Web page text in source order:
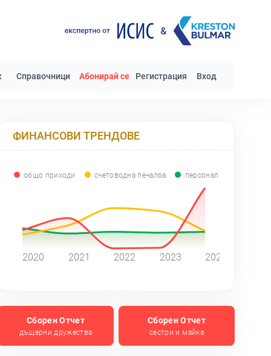
Справочници Абонирай се Регистрация Вход
ФИНАНСОВИ ТРЕНДОВЕ
общо приходи счетоводна печалба персонал
2020 2021 2022 2023 2024
Сборен Отчет
дъщерни дружества
Сборен Отчет
сестри и майка